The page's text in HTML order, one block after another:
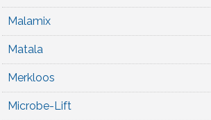
Malamix
Matala
Merkloos
Microbe-Lift